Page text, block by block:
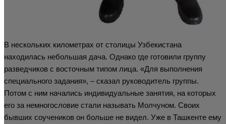
В нескольких километрах от столицы Узбекистана
находилась небольшая дача. Однако где готовили группу
разведчиков с восточным типом лица. «Для выполнения
специального задания», – сказал руководитель группы.
Потом с ним начались индивидуальные занятия, на которых
его за немногословие стали называть Молчуном. Своих
бывших соучеников он больше не видел. Уже в Ташкенте ему